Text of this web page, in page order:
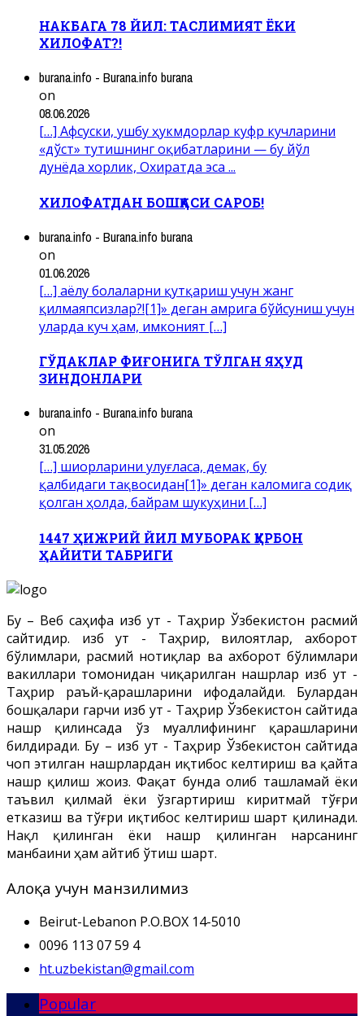
НАКБАГА 78 ЙИЛ: ТАСЛИМИЯТ ЁКИ
ХИЛОФАТ?!
burana.info - Burana.info burana
on
08.06.2026
[…] Афсуски, ушбу ҳукмдорлар куфр кучларини
«дўст» тутишнинг оқибатларини — бу йўл
дунёда хорлик, Охиратда эса ...
ХИЛОФАТДАН БОШҚАСИ САРОБ!
burana.info - Burana.info burana
on
01.06.2026
[…] аёлу болаларни қутқариш учун жанг
қилмаяпсизлар?![1]» деган амрига бўйсуниш учун
уларда куч ҳам, имконият […]
ГЎДАКЛАР ФИҒОНИГА ТЎЛГАН ЯҲУД
ЗИНДОНЛАРИ
burana.info - Burana.info burana
on
31.05.2026
[…] шиорларини улуғласа, демак, бу
қалбидаги тақвосидан[1]» деган каломига содиқ
қолган ҳолда, байрам шукуҳини […]
1447 ҲИЖРИЙ ЙИЛ МУБОРАК ҚУРБОН
ҲАЙИТИ ТАБРИГИ
Бу – Веб саҳифа Ҳизб ут - Таҳрир Ўзбекистон расмий
сайтидир. Ҳизб ут - Таҳрир, вилоятлар, ахборот
бўлимлари, расмий нотиқлар ва ахборот бўлимлари
вакиллари томонидан чиқарилган нашрлар Ҳизб ут -
Таҳрир раъй-қарашларини ифодалайди. Булардан
бошқалари гарчи Ҳизб ут - Таҳрир Ўзбекистон сайтида
нашр қилинсада ўз муаллифининг қарашларини
билдиради. Бу – Ҳизб ут - Таҳрир Ўзбекистон сайтида
чоп этилган нашрлардан иқтибос келтириш ва қайта
нашр қилиш жоиз. Фақат бунда олиб ташламай ёки
таъвил қилмай ёки ўзгартириш киритмай тўғри
етказиш ва тўғри иқтибос келтириш шарт қилинади.
Нақл қилинган ёки нашр қилинган нарсанинг
манбаини ҳам айтиб ўтиш шарт.
Алоқа учун манзилимиз
Beirut-Lebanon P.O.BOX 14-5010
0096 113 07 59 4
ht.uzbekistan@gmail.com
Popular